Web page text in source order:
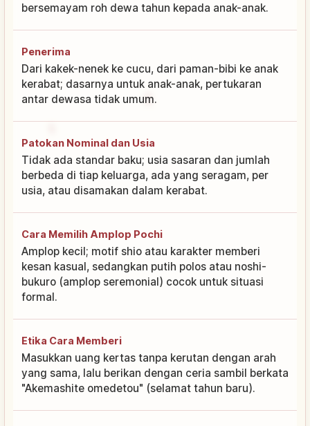
bersemayam roh dewa tahun kepada anak-anak.
Penerima
Dari kakek-nenek ke cucu, dari paman-bibi ke anak
kerabat; dasarnya untuk anak-anak, pertukaran
antar dewasa tidak umum.
Patokan Nominal dan Usia
Tidak ada standar baku; usia sasaran dan jumlah
berbeda di tiap keluarga, ada yang seragam, per
usia, atau disamakan dalam kerabat.
Cara Memilih Amplop Pochi
Amplop kecil; motif shio atau karakter memberi
kesan kasual, sedangkan putih polos atau noshi-
bukuro (amplop seremonial) cocok untuk situasi
formal.
Etika Cara Memberi
Masukkan uang kertas tanpa kerutan dengan arah
yang sama, lalu berikan dengan ceria sambil berkata
"Akemashite omedetou" (selamat tahun baru).